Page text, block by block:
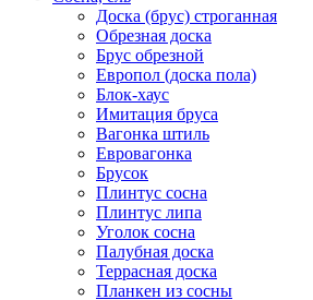
Доска (брус) строганная
Обрезная доска
Брус обрезной
Европол (доска пола)
Блок-хаус
Имитация бруса
Вагонка штиль
Евровагонка
Брусок
Плинтус сосна
Плинтус липа
Уголок сосна
Палубная доска
Террасная доска
Планкен из сосны